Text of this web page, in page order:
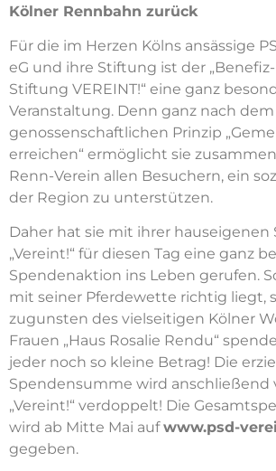
Kölner Rennbahn zurück
Für die im Herzen Kölns ansässige
eG und ihre Stiftung ist der
Stiftung VEREINT!“ eine ganz
Veranstaltung. Denn ganz nach dem
genossenschaftlichen Prinzip
erreichen“ ermöglicht sie
Renn-Verein allen Besuchern, ein
der Region zu unterstützen.
Daher hat sie mit ihrer hauseigenen
„Vereint!“ für diesen Tag eine ganz
Spendenaktion ins Leben gerufen.
mit seiner Pferdewette richtig liegt,
zugunsten des vielseitigen Kölner
Frauen „Haus Rosalie Rendu“
jeder noch so kleine Betrag! Die
Spendensumme wird anschließend
„Vereint!“ verdoppelt! Die
wird ab Mitte Mai aufwww.psd-
gegeben.